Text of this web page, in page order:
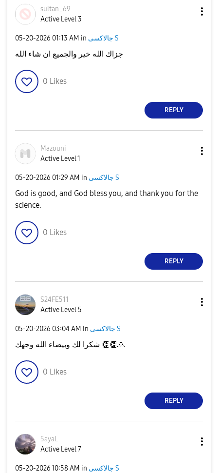
sultan_69
Active Level 3
‎05-20-2026 01:13 AM in جالاكسى S
جزاك الله خير والجميع ان شاء الله
0 Likes
REPLY
Mazouni
Active Level 1
‎05-20-2026 01:29 AM in جالاكسى S
God is good, and God bless you, and thank you for the
science.
0 Likes
REPLY
S24FE511
Active Level 5
‎05-20-2026 03:04 AM in جالاكسى S
👏👏🙏
0 Likes
REPLY
5ayaL
Active Level 7
‎05-20-202610:58 AM in جالاكسى S